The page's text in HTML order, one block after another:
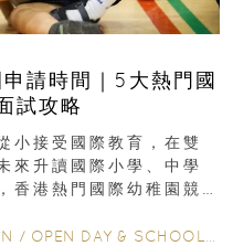
請時間｜5大熱門國
試攻略
小接受國際教育，在雙
來升讀國際小學、中學
香港熱門國際幼稚園競
/ OPEN DAY & SCHOOL EVENTS